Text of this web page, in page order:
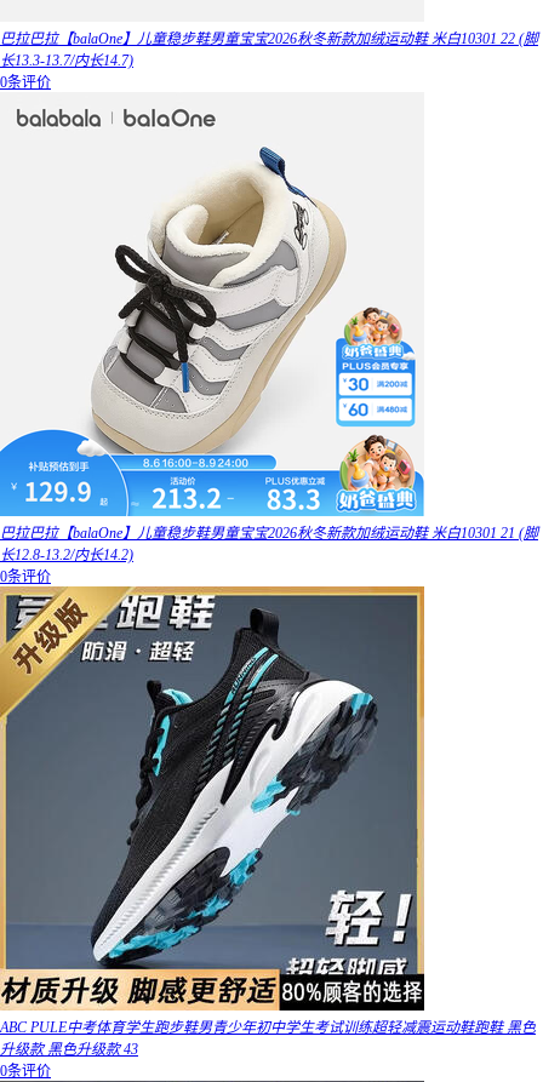
巴拉巴拉【balaOne】儿童稳步鞋男童宝宝2026秋冬新款加绒运动鞋 米白10301 22 (脚
长13.3-13.7/内长14.7)
0条评价
巴拉巴拉【balaOne】儿童稳步鞋男童宝宝2026秋冬新款加绒运动鞋 米白10301 21 (脚
长12.8-13.2/内长14.2)
0条评价
ABC PULE中考体育学生跑步鞋男青少年初中学生考试训练超轻减震运动鞋跑鞋 黑色
升级款 黑色升级款 43
0条评价